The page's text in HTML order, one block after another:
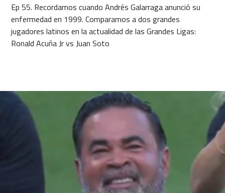
Ep 55. Recordamos cuando Andrés Galarraga anunció su
enfermedad en 1999. Comparamos a dos grandes
jugadores latinos en la actualidad de las Grandes Ligas:
Ronald Acuña Jr vs Juan Soto